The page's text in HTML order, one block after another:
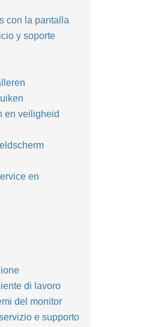
con la pantalla
y soporte
en veiligheid
en
di lavoro
del monitor
e supporto